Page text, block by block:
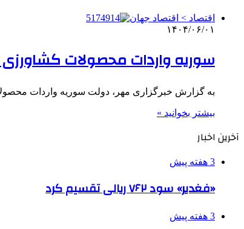
اقتصاد > اقتصاد جهان
۱۴۰۴/۰۶/۰۱
سوریه واردات محصولات کشاورزی
به گزارش خبرگزاری مهر، دولت سوریه واردات
بیشتر بخوانید »
آخرین اخبار
3 هفته پیش
«فغدیر» سود ۷۶۲ ریالی تقسیم کرد
3 هفته پیش